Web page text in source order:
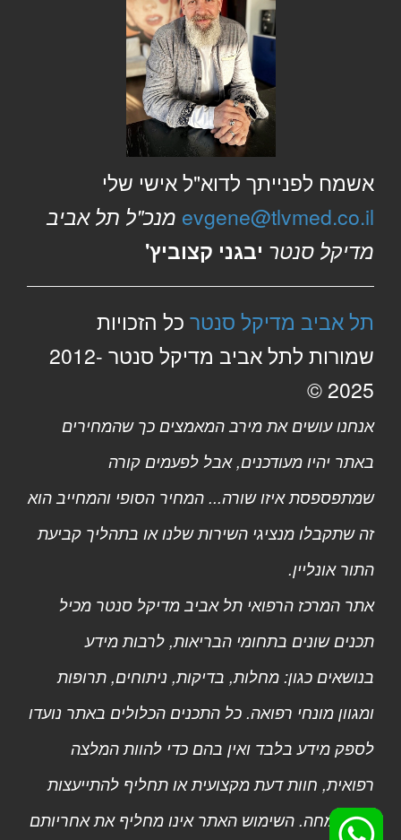
אשמח לפנייתך לדוא"ל אישי שלי
evgene@tlvmed.co.il מנכ"ל תל אביב
מדיקל סנטר יבגני קצוביץ'
תל אביב מדיקל סנטר כל הזכויות
שמורות לתל אביב מדיקל סנטר 2012-
2025 ©
אנחנו עושים את מירב המאמצים כך שהמחירים
באתר יהיו מעודכנים, אבל לפעמים קורה
שמתפספסת איזו שורה... המחיר הסופי והמחייב הוא
זה שתקבלו מנציגי השירות שלנו או בתהליך קביעת
התור אונליין.
אתר המרכז הרפואי תל אביב מדיקל סנטר מכיל
תכנים שונים בתחומי הבריאות, לרבות מידע
בנושאים כגון: מחלות, בדיקות, ניתוחים, תרופות
ומגוון מונחי רפואה. כל התכנים הכלולים באתר נועדו
לספק מידע בלבד ואין בהם כדי להוות המלצה
רפואית, חוות דעת מקצועית או תחליף להתייעצות
עם מומחה. השימוש האתר אינו מחליף את אחריותם